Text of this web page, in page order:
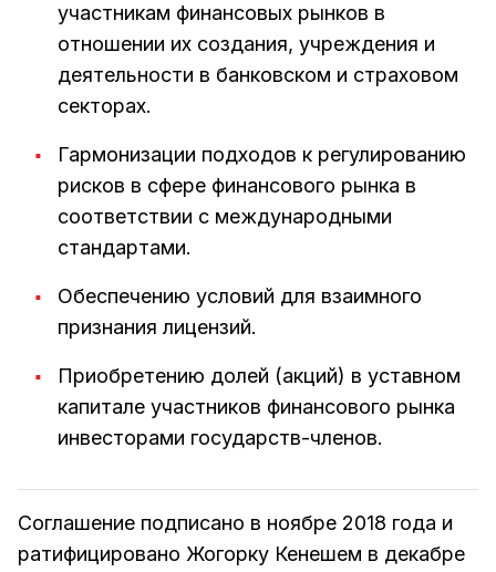
участникам финансовых рынков в
отношении их создания, учреждения и
деятельности в банковском и страховом
секторах.
Гармонизации подходов к регулированию
рисков в сфере финансового рынка в
соответствии с международными
стандартами.
Обеспечению условий для взаимного
признания лицензий.
Приобретению долей (акций) в уставном
капитале участников финансового рынка
инвесторами государств-членов.
Соглашение подписано в ноябре 2018 года и
ратифицировано Жогорку Кенешем в декабре